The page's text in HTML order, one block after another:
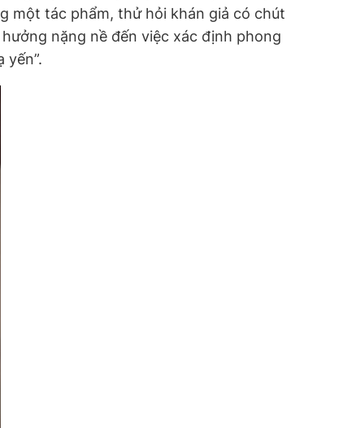
một tác phẩm, thử hỏi khán giả có chút
nặng nề đến việc xác định phong
yến”.